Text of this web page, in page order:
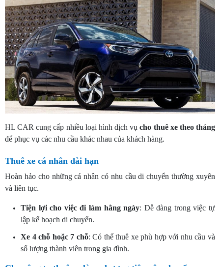
HL CAR cung cấp nhiều loại hình dịch vụcho thuê xe theo tháng
để phục vụ các nhu cầu khác nhau của khách hàng.
Thuê xe cá nhân dài hạn
Hoàn hảo cho những cá nhân có nhu cầu di chuyển thường xuyên
và liên tục.
Tiện lợi cho việc đi làm hằng ngày: Dễ dàng trong việc tự
lập kế hoạch di chuyển.
Xe 4 chỗ hoặc 7 chỗ: Có thể thuê xe phù hợp với nhu cầu và
số lượng thành viên trong gia đình.